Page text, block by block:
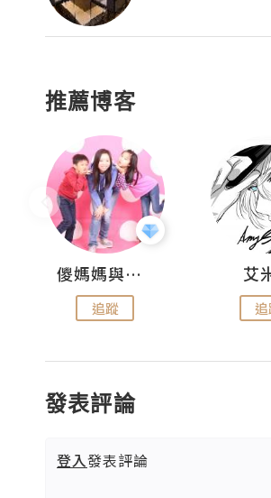
推薦博客
儍媽媽與兩隻小魔怪之家
追蹤
艾
發表評論
登入發表評論